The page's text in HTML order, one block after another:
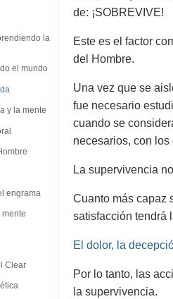
de: ¡SOBREVIVE!
Este es el factor
del Hombre.
Una vez que se
fue necesario
cuando se
necesarios, con
La supervivencia
Cuanto más capaz
satisfacción tendrá
El dolor, la
Por lo tanto, las
la supervivencia.
la
el mundo
y la mente
engrama
mente
Clear